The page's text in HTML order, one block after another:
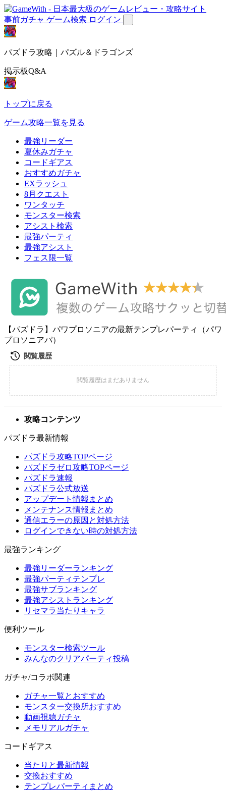
事前ガチャ ゲーム検索 ログイン
パズドラ攻略｜パズル＆ドラゴンズ
掲示板Q&A
トップに戻る
ゲーム攻略一覧を見る
最強リーダー
夏休みガチャ
コードギアス
おすすめガチャ
EXラッシュ
8月クエスト
ワンタッチ
モンスター検索
アシスト検索
最強パーティ
最強アシスト
フェス限一覧
【パズドラ】パワプロソニアの最新テンプレパーティ（パワ
プロソニアパ）
攻略コンテンツ
パズドラ最新情報
パズドラ攻略TOPページ
パズドラゼロ攻略TOPページ
パズドラ速報
パズドラ公式放送
アップデート情報まとめ
メンテナンス情報まとめ
通信エラーの原因と対処方法
ログインできない時の対処方法
最強ランキング
最強リーダーランキング
最強パーティテンプレ
最強サブランキング
最強アシストランキング
リセマラ当たりキャラ
便利ツール
モンスター検索ツール
みんなのクリアパーティ投稿
ガチャ/コラボ関連
ガチャ一覧とおすすめ
モンスター交換所おすすめ
動画視聴ガチャ
メモリアルガチャ
コードギアス
当たりと最新情報
交換おすすめ
テンプレパーティまとめ